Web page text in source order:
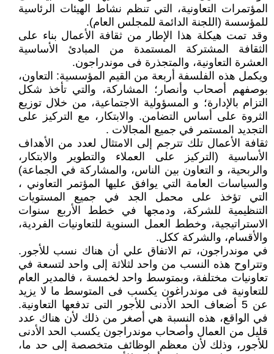
المؤتمرات التعاونية، التي تنظم نشاط الهيئات الرئاسية
للمؤسسة (اللجنة الدائمة للمجلس العام).
وقد تمت هيكلة هذا الإطار من ثقافة الأعمال بناء على
الثقافة المشتركة المستمدة من المبادئ الأساسية
العشرة التعاونية، والمتجذرة فى موندراجون.
ويكمل هذه الفلسفة أربعة من القيم المؤسسية: التعاون،
بوصفهم أصحاب وأنصار؛ المشاركة، والتي تأخذ شكل
التزام بالإدارة؛ و المسؤولية الاجتماعية، من خلال توزيع
الثروة على أساس التضامن. والابتكار، مع التركيز على
التجديد المستمر في جميع المجالات .
ثقافة الأعمال تلك تترجم إلى الامتثال لعدد من الأهداف
الأساسية (التركيز على العملاء والتطوير والابتكار،
والربحية، و التعاون بين الناس، والمشاركة في الجماعة)
والسياسات العامة التي يوافق عليها المؤتمر التعاوني ،
التي تؤخذ على محمل الجد في جميع المستويات
التنظيمية للشركة، ودمجها في خطط الأربع سنوات
الاستراتيجية، وخطط العمل السنوية للتعاونيات الفردية،
والأقسام، والشركة ككل.
في موندراجون، تم الاتفاق علي أن هناك نسب للأجور.
وتتراوح هذه النسب من واحد لثلاثة إلى واحد لتسعة في
تعاونيات مختلفة، وبمتوسط واحد لخمسة ، فالمدير العام
للتعاونية فى موندراغون يكسب فى المتوسط ما لا يزيد
عن 5 أضعاف الحد الأدنى للأجور التى تدفعها التعاونية.
في الواقع، هذه النسبة هي أصغر من ذلك لأن هناك عدد
قليل من العمال وأصحاب موندراجون يكسب الحد الأدنى
للأجور، وذلك لأن معظم الوظائف متخصصة إلى حد ما،